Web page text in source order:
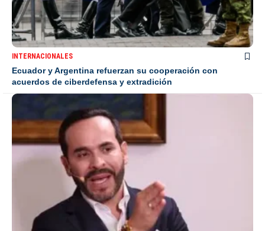
INTERNACIONALES
Ecuador y Argentina refuerzan su cooperación con
acuerdos de ciberdefensa y extradición